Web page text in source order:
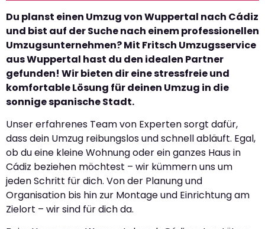
Du planst einen Umzug von Wuppertal nach Cádiz
und bist auf der Suche nach einem professionellen
Umzugsunternehmen? Mit Fritsch Umzugsservice
aus Wuppertal hast du den idealen Partner
gefunden! Wir bieten dir eine stressfreie und
komfortable Lösung für deinen Umzug in die
sonnige spanische Stadt.
Unser erfahrenes Team von Experten sorgt dafür,
dass dein Umzug reibungslos und schnell abläuft. Egal,
ob du eine kleine Wohnung oder ein ganzes Haus in
Cádiz beziehen möchtest – wir kümmern uns um
jeden Schritt für dich. Von der Planung und
Organisation bis hin zur Montage und Einrichtung am
Zielort – wir sind für dich da.